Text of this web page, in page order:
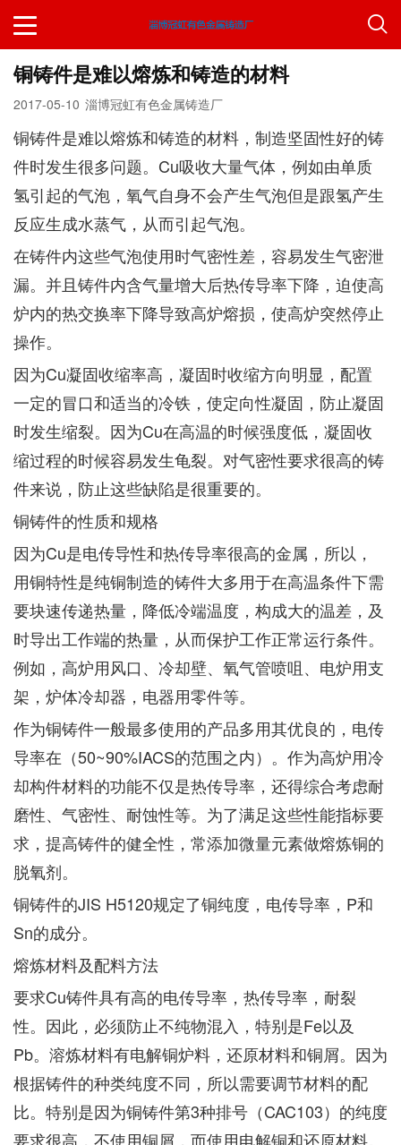
铜铸件是难以熔炼和铸造的材料
2017-05-10 淄博冠虹有色金属铸造厂
铜铸件是难以熔炼和铸造的材料，制造坚固性好的铸
件时发生很多问题。Cu吸收大量气体，例如由单质
氢引起的气泡，氧气自身不会产生气泡但是跟氢产生
反应生成水蒸气，从而引起气泡。
在铸件内这些气泡使用时气密性差，容易发生气密泄
漏。并且铸件内含气量增大后热传导率下降，迫使高
炉内的热交换率下降导致高炉熔损，使高炉突然停止
操作。
因为Cu凝固收缩率高，凝固时收缩方向明显，配置
一定的冒口和适当的冷铁，使定向性凝固，防止凝固
时发生缩裂。因为Cu在高温的时候强度低，凝固收
缩过程的时候容易发生龟裂。对气密性要求很高的铸
件来说，防止这些缺陷是很重要的。
铜铸件的性质和规格
因为Cu是电传导性和热传导率很高的金属，所以，
用铜特性是纯铜制造的铸件大多用于在高温条件下需
要块速传递热量，降低冷端温度，构成大的温差，及
时导出工作端的热量，从而保护工作正常运行条件。
例如，高炉用风口、冷却壁、氧气管喷咀、电炉用支
架，炉体冷却器，电器用零件等。
作为铜铸件一般最多使用的产品多用其优良的，电传
导率在（50~90%IACS的范围之内）。作为高炉用冷
却构件材料的功能不仅是热传导率，还得综合考虑耐
磨性、气密性、耐蚀性等。为了满足这些性能指标要
求，提高铸件的健全性，常添加微量元素做熔炼铜的
脱氧剂。
铜铸件的JIS H5120规定了铜纯度，电传导率，P和
Sn的成分。
熔炼材料及配料方法
要求Cu铸件具有高的电传导率，热传导率，耐裂
性。因此，必须防止不纯物混入，特别是Fe以及
Pb。溶炼材料有电解铜炉料，还原材料和铜屑。因为
根据铸件的种类纯度不同，所以需要调节材料的配
比。特别是因为铜铸件第3种排号（CAC103）的纯度
要求很高，不使用铜屑，而使用电解铜和还原材料。